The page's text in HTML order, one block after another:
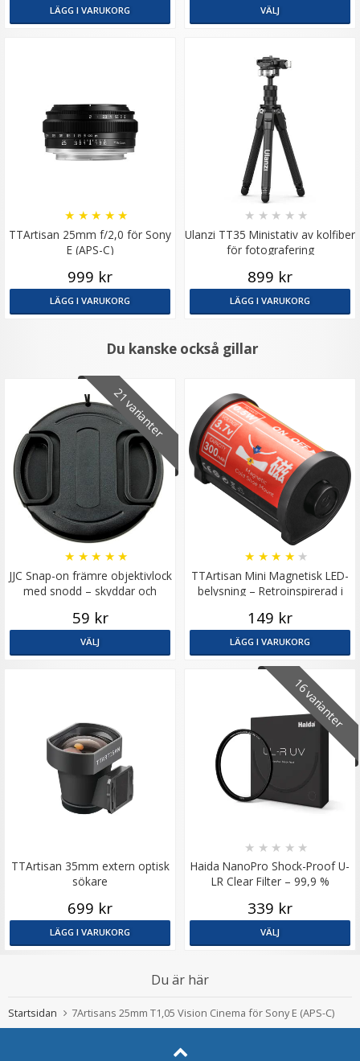
LÄGG I VARUKORG VÄLJ
TTArtisan 25mm f/2,0 för Sony
E (APS-C)
★ ★ ★ ★ ★
999 kr
LÄGG I VARUKORG
Ulanzi TT35 Ministativ av kolfiber
för fotografering
★ ★ ★ ★ ★
899 kr
LÄGG I VARUKORG
Du kanske också gillar
21 varianter
JJC Snap-on främre objektivlock
med snodd – skyddar och
★ ★ ★ ★ ★
59 kr
VÄLJ
TTArtisan Mini Magnetisk LED-
belysning – Retroinspirerad i
★ ★ ★ ★ ★
149 kr
LÄGG I VARUKORG
TTArtisan 35mm extern optisk
sökare
699 kr
LÄGG I VARUKORG
16 varianter
Haida NanoPro Shock-Proof U-
LR Clear Filter – 99,9 %
★ ★ ★ ★ ★
339 kr
VÄLJ
Du är här
Startsidan 7Artisans 25mm T1,05 Vision Cinema för Sony E (APS-C)